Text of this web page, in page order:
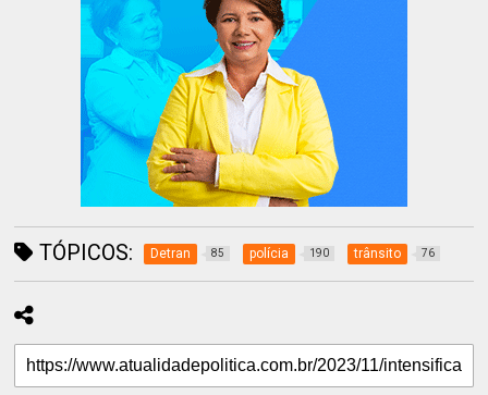
TÓPICOS: Detran 85 polícia 190 trânsito 76